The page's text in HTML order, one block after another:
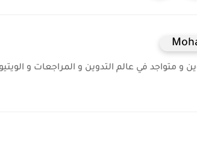
و متواجد في عالم التدوين و المراجعات و الويتيوب